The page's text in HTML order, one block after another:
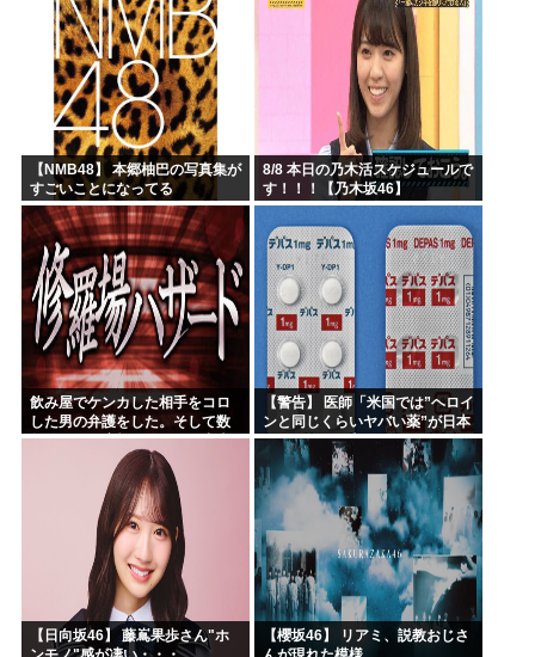
【NMB48】 本郷柚巴の写真集が
すごいことになってる
8/8 本日の乃木活スケジュールで
す！！！【乃木坂46】
飲み屋でケンカした相手をコロ
した男の弁護をした。そして数
年後、因果応報を思わせる出来
【警告】 医師「米国では”ヘロイ
ンと同じくらいヤバい薬”が日本
では平気で処方されてる」
【日向坂46】 藤嶌果歩さん"ホ
【櫻坂46】 リアミ、説教おじさ